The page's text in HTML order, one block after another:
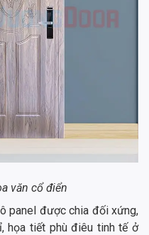
văn cổ điển
panel được chia đối xứng,
họa tiết phù điêu tinh tế ở